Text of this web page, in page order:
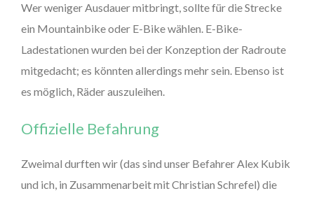
Wer weniger Ausdauer mitbringt, sollte für die Strecke
ein Mountainbike oder E-Bike wählen. E-Bike-
Ladestationen wurden bei der Konzeption der Radroute
mitgedacht; es könnten allerdings mehr sein. Ebenso ist
es möglich, Räder auszuleihen.
Offizielle Befahrung
Zweimal durften wir (das sind unser Befahrer Alex Kubik
und ich, in Zusammenarbeit mit Christian Schrefel) die